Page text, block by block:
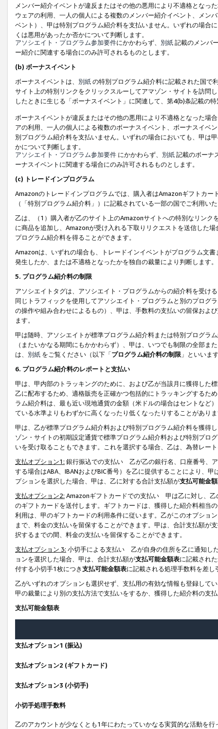
メンバー紹介イベントが違反またはその他の悪用により不適格となっ
ウェアの利用、一人の個人による複数のメンバー紹介イベント、メン
ベント）、甲は特別プログラム紹介料を支払いません。いずれの場合
くは悪用があったか否かについて判断します。
アソシエイト・プログラム参加要件にかかわらず、 別紙記載のメンバ
ー紹介に関連する場合にのみ許可されるものとします。
(b) ボーナスイベント
ボーナスイベントは、 別紙の特別プログラム紹介料に記載された国で
サイト上の特別リンクをクリックスルーしてアマゾン・サイトを訪問
したときに生じる「ボーナスイベント」に関連して、第4(b)条記載の
ボーナスイベントが違反またはその他の悪用により不適格となった場
アの利用、一人の個人による複数のボーナスイベント、ボーナスイベ
別プログラム紹介料を支払いません。いずれの場合においても、甲は
かについて判断します。
アソシエイト・プログラム参加要件 にかかわらず、 別紙記載のボーナ
ーナスイベントに関連する場合にのみ許可されるものとします。
(c) トレードインプログラム
Amazonのトレードインプログラムでは、購入者はAmazonギフトカ
（「特別プログラム紹介料」）に記載されている一部の国でご利用い
乙は、（1）購入者が乙のサイト上のAmazonサイトへの特別なリン
に商品を追加し、Amazonが受け入れる下取りリクエストを送信した
プログラム紹介料を得ることができます。
Amazonは、いずれの場合も、トレードインイベントがプログラム文
発生したか、または不適格となったかを独自の裁量により判断します。
5. プログラム紹介料の制限
アソシエイトタグは、アソシエイト・プログラムからの紹介料を受け
同じトラフィックを使用してアソシエイト・プログラムと別のプログ
の操作や組み合わせによるもの）、甲は、手数料の支払いの留保およ
ます。
甲は随時、アソシエイトが標準プログラム紹介料または特別プログラ
（またいかなる期間にもかかわらず）、甲は、いつでも制限の全部
は、 別紙 をご覧ください（以下「プログラム紹介料の制限 」といいま
6. プログラム紹介料のレポートと支払い
甲は、甲内部のトラッキングのために、および乙が当該月に獲得した
乙に配布するため、適格販売を正確かつ包括的にトラッキングするた
ラム紹介料は、最も近い現地通貨の金額（米ドルの場合はセントなど
ている水準よりもわずかに高くなったり低くなったりすることがあり
甲は、乙が標準プログラム紹介料および特別プログラム紹介料を獲得
ゾン・サイトの初期設定通貨で標準プログラム紹介料および特別プロ
いを受け取ることもできます。これを選択する場合、乙は、為替レー
支払オプション1: 銀行振込での支払い 乙が乙の銀行名、口座番号、
する場合はABA、IBANおよびBIC番号）を乙に提供することにより、
プションを選択した場合、甲は、乙に対する合計支払額が支払可能金
支払オプション2: Amazonギフトカードでの支払い 甲は乙に対し、乙
のギフトカードを送付します。ギフトカードは、獲得した紹介料相当
利用は、甲のギフトカードの利用条件に従います。乙がこのオプショ
まで、料金の支払いを留保することができます。甲は、合計支払額が
択するまでの間、料金の支払いを留保することができます。
支払オプション 3: 小切手による支払い 乙が自身の住所を乙に通知し
ョンを選択した場合、甲は、合計支払額が支払可能金額表に記載され
付する小切手1枚につき支払可能金額表に記載される処理手数料を差し
乙がいずれのオプションも選択せず、支払用の有効な情報も登録して
甲の裁量により別の支払方法で支払いをするか、獲得した紹介料の支
支払可能金額表
支払オプション1 (振込)
支払オプション2 (ギフトカード)
支払オプション3 (小切手)
小切手処理手数料
乙のアカウントが少なくとも1年にわたっていかなる実質的な活動を